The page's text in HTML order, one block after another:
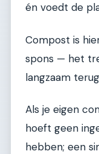
én voedt de
Compost is
spons — het
langzaam
Als je eigen
hoeft geen
hebben; een